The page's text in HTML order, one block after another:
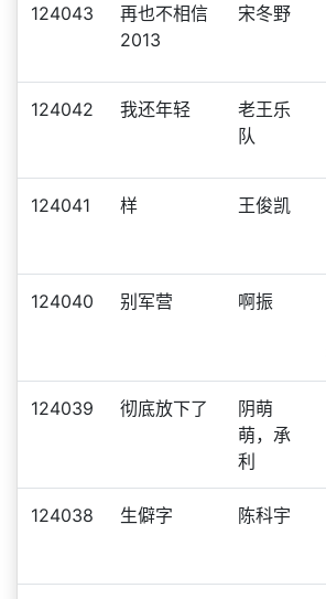
124043
再也不相信
2013
宋冬野
124042 我还年轻
老王乐
队
124041 样 王俊凯
124040 别军营 啊振
124039 彻底放下了
阴萌
萌，承
利
124038 生僻字 陈科宇